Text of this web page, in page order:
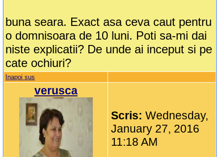
buna seara. Exact asa ceva caut pentru
o domnisoara de 10 luni. Poti sa-mi dai
niste explicatii? De unde ai inceput si pe
cate ochiuri?
Inapoi sus
verusca
Scris:Wednesday,
January 27, 2016
11:18 AM